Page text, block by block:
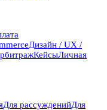
Дизайн / UX /
КейсыЛичная
Для рассужденийДля